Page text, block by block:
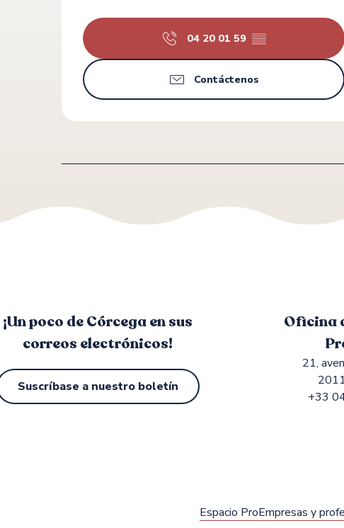
04 20 01 59 ▒▒
Contáctenos
¡Un poco de Córcega en sus
correos electrónicos!
Suscríbase a nuestro boletín
Oficina
21,
+33
Espacio ProEmpresas y